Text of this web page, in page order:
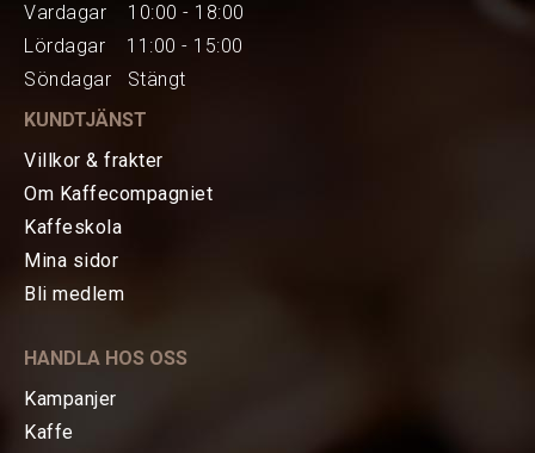
HEM
KAFFE
TILLBEHÖR
Vardagar 10:00 - 18:00
Lördagar 11:00 - 15:00
Söndagar Stängt
KUNDTJÄNST
Villkor & frakter
Om Kaffecompagniet
Kaffeskola
Mina sidor
Bli medlem
HANDLA HOS OSS
Kampanjer
Kaffe